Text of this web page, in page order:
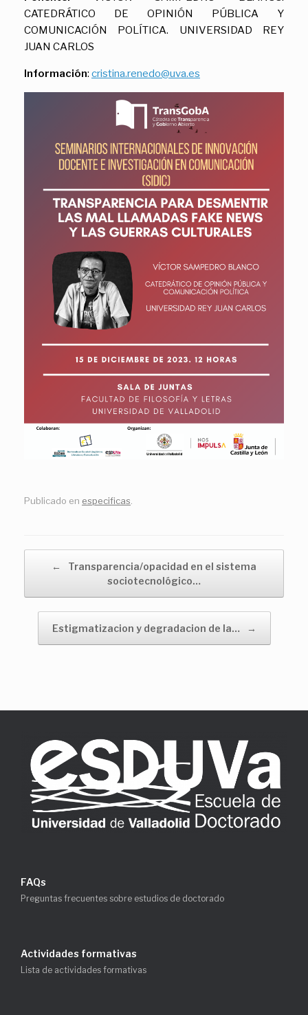
CATEDRÁTICO DE OPINIÓN PÚBLICA Y
COMUNICACIÓN POLÍTICA. UNIVERSIDAD REY
JUAN CARLOS
Información: cristina.renedo@uva.es
Publicado en especificas
Navegador de artículos
←
Transparencia/opacidad en el sistema
sociotecnológico…
Estigmatizacion y degradacion de la… →
FAQs
Preguntas frecuentes sobre estudios de doctorado
Actividades formativas
Lista de actividades formativas